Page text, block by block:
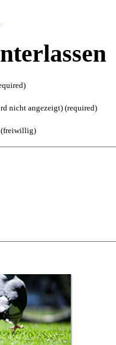
nicht angezeigt) (required)
(freiwillig)